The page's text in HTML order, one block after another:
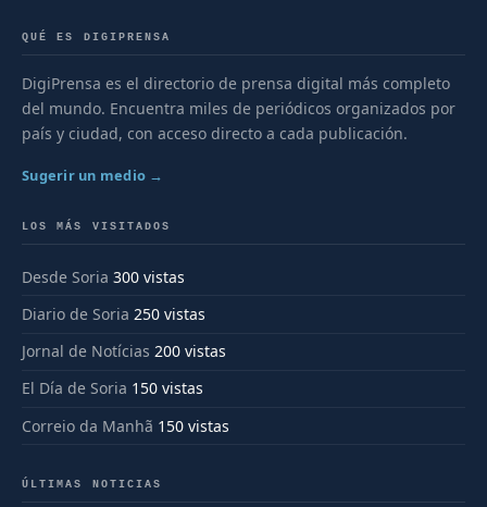
QUÉ ES DIGIPRENSA
DigiPrensa es el directorio de prensa digital más completo
del mundo. Encuentra miles de periódicos organizados por
país y ciudad, con acceso directo a cada publicación.
Sugerir un medio →
LOS MÁS VISITADOS
Desde Soria 300 vistas
Diario de Soria 250 vistas
Jornal de Notícias 200 vistas
El Día de Soria 150 vistas
Correio da Manhã 150 vistas
ÚLTIMAS NOTICIAS